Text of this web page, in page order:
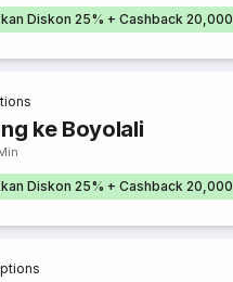
Diskon 25% + Cashback 20,000
ke Boyolali
Diskon 25% + Cashback 20,000